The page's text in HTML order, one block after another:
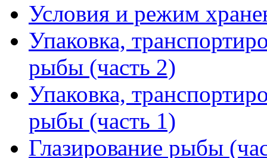
Условия и режим
Упаковка,
рыбы (часть 2)
Упаковка,
рыбы (часть 1)
Глазирование рыбы